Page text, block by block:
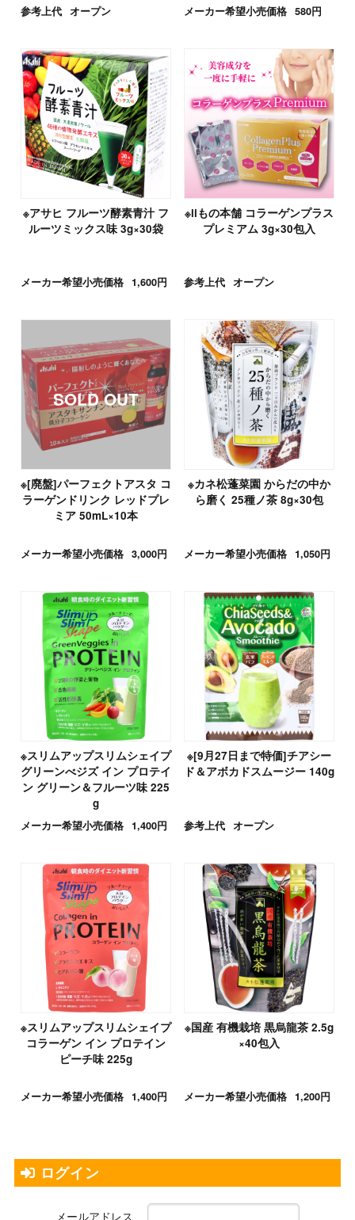
参考上代 オープン メーカー希望小売価格 580円
※アサヒ フルーツ酵素青汁 フ
ルーツミックス味 3g×30袋
メーカー希望小売価格 1,600円
※iiもの本舗 コラーゲンプラス
プレミアム 3g×30包入
参考上代 オープン
※[廃盤]パーフェクトアスタ コ
ラーゲンドリンク レッドプレ
ミア 50mL×10本
メーカー希望小売価格 3,000円
※カネ松蓬菜園 からだの中か
ら磨く 25種ノ茶 8g×30包
メーカー希望小売価格 1,050円
※スリムアップスリムシェイプ
グリーンべジズ イン プロテイ
ン グリーン＆フルーツ味 225
g
メーカー希望小売価格 1,400円
※[9月27日まで特価]チアシー
ド＆アボカドスムージー 140g
参考上代 オープン
※スリムアップスリムシェイプ
コラーゲン イン プロテイン
ピーチ味 225g
メーカー希望小売価格 1,400円
※国産 有機栽培 黒烏龍茶 2.5g
×40包入
メーカー希望小売価格 1,200円
ログイン
メールアドレス